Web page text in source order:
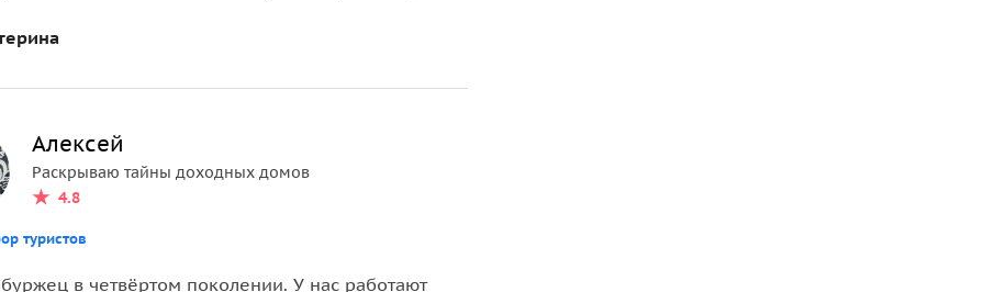
комната с редкой печью и старинными
где всё осталось на своих местах.
Алексей
Раскрываю тайны доходных домов
4.8
туристов
в четвёртом поколении. У нас работают